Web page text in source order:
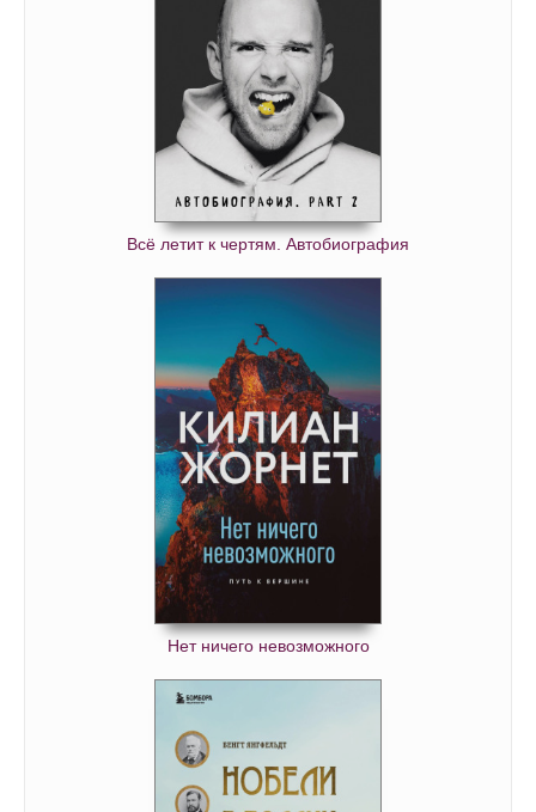
Всё летит к чертям. Автобиография
Нет ничего невозможного